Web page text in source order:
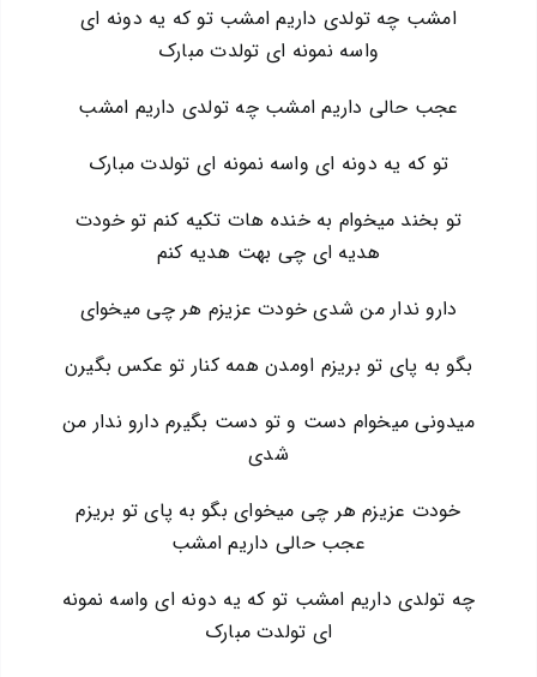
امشب چه تولدی داریم امشب تو که یه دونه ای
واسه نمونه ای تولدت مبارک
عجب حالی داریم امشب چه تولدی داریم امشب
تو که یه دونه ای واسه نمونه ای تولدت مبارک
تو بخند میخوام به خنده هات تکیه کنم تو خودت
هدیه ای چی بهت هدیه کنم
دارو ندار من شدی خودت عزیزم هر چی میخوای
بگو به پای تو بریزم اومدن همه کنار تو عکس بگیرن
میدونی میخوام دست و تو دست بگیرم دارو ندار من
شدی
خودت عزیزم هر چی میخوای بگو به پای تو بریزم
عجب حالی داریم امشب
چه تولدی داریم امشب تو که یه دونه ای واسه نمونه
ای تولدت مبارک